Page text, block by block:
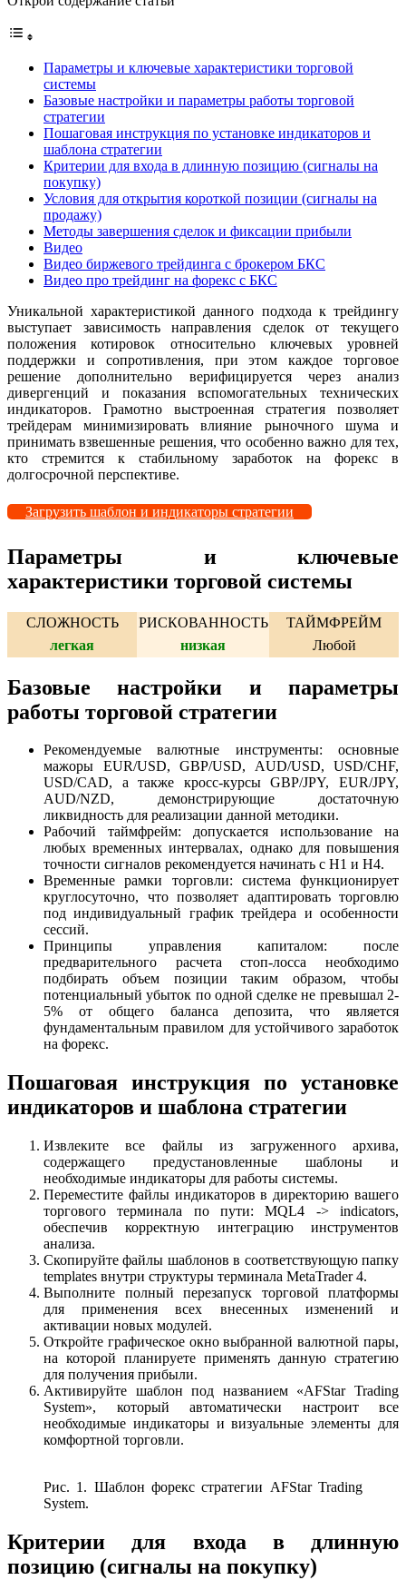
Параметры и ключевые характеристики торговой
системы
Базовые настройки и параметры работы торговой
стратегии
Пошаговая инструкция по установке индикаторов и
шаблона стратегии
Критерии для входа в длинную позицию (сигналы на
покупку)
Условия для открытия короткой позиции (сигналы на
продажу)
Методы завершения сделок и фиксации прибыли
Видео
Видео биржевого трейдинга с брокером БКС
Видео про трейдинг на форекс с БКС
Уникальной характеристикой данного подхода к трейдингу
выступает зависимость направления сделок от текущего
положения котировок относительно ключевых уровней
поддержки и сопротивления, при этом каждое торговое
решение дополнительно верифицируется через анализ
дивергенций и показания вспомогательных технических
индикаторов. Грамотно выстроенная стратегия позволяет
трейдерам минимизировать влияние рыночного шума и
принимать взвешенные решения, что особенно важно для тех,
кто стремится к стабильному заработок на форекс в
долгосрочной перспективе.
Загрузить шаблон и индикаторы стратегии
Параметры и ключевые
характеристики торговой системы
СЛОЖНОСТЬ РИСКОВАННОСТЬ
ТАЙМФРЕЙМ
легкая
низкая Любой
Базовые настройки и параметры
работы торговой стратегии
Рекомендуемые валютные инструменты: основные
мажоры EUR/USD, GBP/USD, AUD/USD, USD/CHF,
USD/CAD, а также кросс-курсы GBP/JPY, EUR/JPY,
AUD/NZD, демонстрирующие достаточную
ликвидность для реализации данной методики.
Рабочий таймфрейм: допускается использование на
любых временных интервалах, однако для повышения
точности сигналов рекомендуется начинать с Н1 и Н4.
Временные рамки торговли: система функционирует
круглосуточно, что позволяет адаптировать торговлю
под индивидуальный график трейдера и особенности
сессий.
Принципы управления капиталом: после
предварительного расчета стоп-лосса необходимо
подбирать объем позиции таким образом, чтобы
потенциальный убыток по одной сделке не превышал 2-
5% от общего баланса депозита, что является
фундаментальным правилом для устойчивого заработок
на форекс.
Пошаговая инструкция по установке
индикаторов и шаблона стратегии
Извлеките все файлы из загруженного архива,
содержащего предустановленные шаблоны и
необходимые индикаторы для работы системы.
Переместите файлы индикаторов в директорию вашего
торгового терминала по пути: MQL4 -> indicators,
обеспечив корректную интеграцию инструментов
анализа.
Скопируйте файлы шаблонов в соответствующую папку
templates внутри структуры терминала MetaTrader 4.
Выполните полный перезапуск торговой платформы
для применения всех внесенных изменений и
активации новых модулей.
Откройте графическое окно выбранной валютной пары,
на которой планируете применять данную стратегию
для получения прибыли.
Активируйте шаблон под названием «AFStar Trading
System», который автоматически настроит все
необходимые индикаторы и визуальные элементы для
комфортной торговли.
Рис. 1. Шаблон форекс стратегии AFStar Trading
System.
Критерии для входа в длинную
позицию (сигналы на покупку)